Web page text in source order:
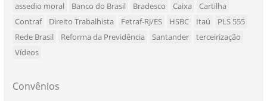
assedio moral Banco do Brasil Bradesco Caixa
Cartilha
Contraf
Direito Trabalhista Fetraf-RJ/ES HSBC Itaú
PLS 555
Rede Brasil
Reforma da Previdência Santander
terceirização
Vídeos
Convênios